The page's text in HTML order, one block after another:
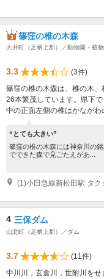
篠窪の椎の木森
大井町（足柄上郡）／動物園・植物
3.3
(3件)
篠窪の椎の木森は、椎の木
26本繁茂しています。県下
中の正面左側の椎はかながわ
“とても大きい”
篠窪の椎の木森には神奈川の
でできた森で見ごたえがあ...
(1)小田急線新松田駅 タク
4 三保ダム
山北町（足柄上郡）／ダム
3.7
(11件)
中川川，玄倉川，世附川を